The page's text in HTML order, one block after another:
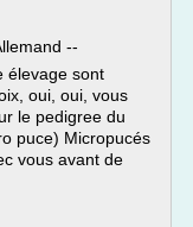
--
sont
oui, oui, vous
le pedigree du
puce) Micropucés
vous avant de